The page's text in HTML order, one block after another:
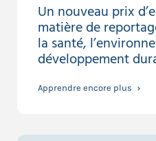
Un nouveau prix
matière de
la santé,
développement
Apprendre encore plus